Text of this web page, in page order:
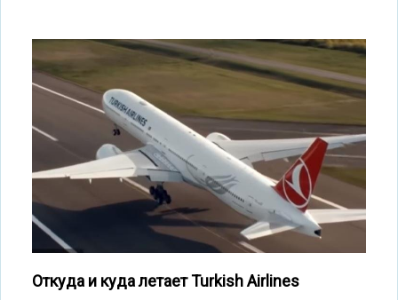
Откуда и куда летает Turkish Airlines